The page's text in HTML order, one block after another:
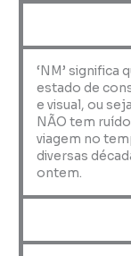
‘NM’ significa
estado de
e visual, ou
NÃO tem
viagem no
diversas
ontem.